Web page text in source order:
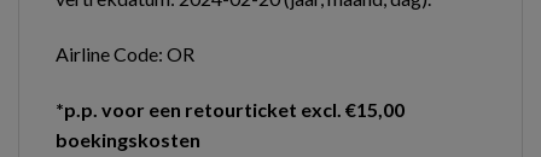
Airline Code: OR
*p.p. voor een retourticket excl. €15,00
boekingskosten